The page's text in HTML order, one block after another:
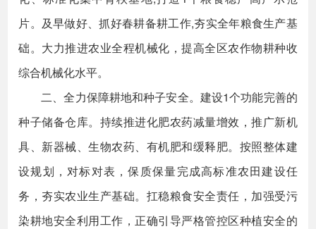
片。及早做好、抓好春耕备耕工作,夯实全年粮食生产基
础。大力推进农业全程机械化，提高全区农作物耕种收
综合机械化水平。
二、全力保障耕地和种子安全。建设1个功能完善的
种子储备仓库。持续推进化肥农药减量增效，推广新机
具、新器械、生物农药、有机肥和缓释肥。按照整体建
设规划，对标对表，保质保量完成高标准农田建设任
务，夯实农业生产基础。扛稳粮食安全责任，加强受污
染耕地安全利用工作，正确引导严格管控区种植安全的